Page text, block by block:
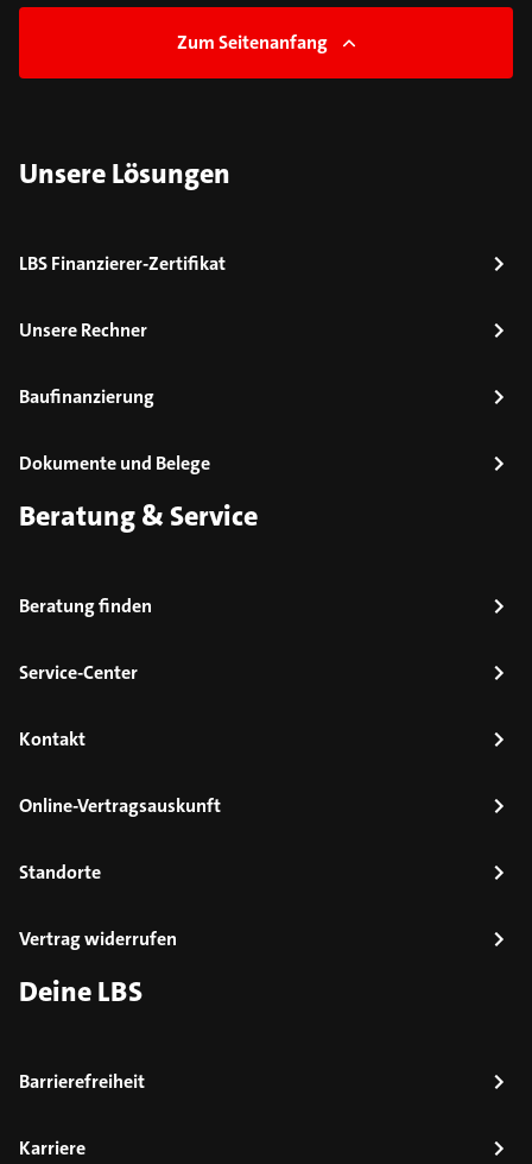
Zum Seitenanfang
Unsere Lösungen
LBS Finanzierer-Zertifikat
Unsere Rechner
Baufinanzierung
Dokumente und Belege
Beratung & Service
Beratung finden
Service-Center
Kontakt
Online-Vertragsauskunft
Standorte
Vertrag widerrufen
Deine LBS
Barrierefreiheit
Karriere